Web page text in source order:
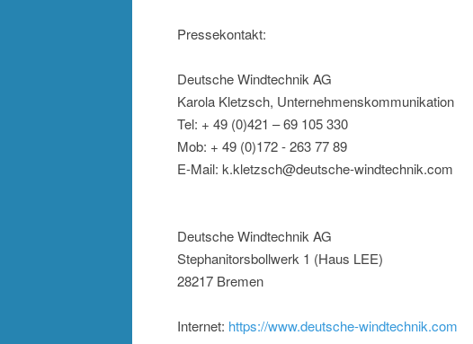
Pressekontakt:
Deutsche Windtechnik AG
Karola Kletzsch, Unternehmenskommunikation
Tel: + 49 (0)421 – 69 105 330
Mob: + 49 (0)172 - 263 77 89
E-Mail: k.kletzsch@deutsche-windtechnik.com
Deutsche Windtechnik AG
Stephanitorsbollwerk 1 (Haus LEE)
28217 Bremen
Internet: https://www.deutsche-windtechnik.com